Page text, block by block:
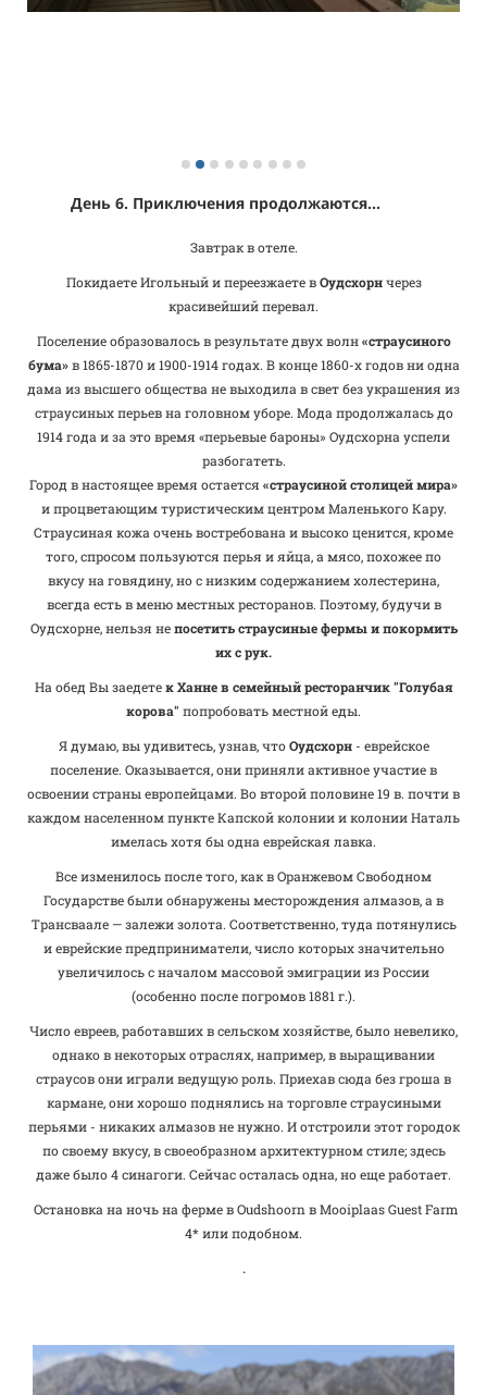
День 6. Приключения продолжаются...
Завтрак в отеле.
Покидаете Игольный и переезжаете вОудсхорнчерез
красивейший перевал.
Поселение образовалось в результате двух волн«страусиного
бума»в 1865-1870 и 1900-1914 годах. В конце 1860-х годов ни одна
дама из высшего общества не выходила в свет без украшения из
страусиных перьев на головном уборе. Мода продолжалась до
1914 года и за это время «перьевые бароны» Оудсхорна успели
разбогатеть.
Город в настоящее время остается «страусиной столицей мира»
и процветающим туристическим центром Маленького Кару.
Страусиная кожа очень востребована и высоко ценится, кроме
того, спросом пользуются перья и яйца, а мясо, похожее по
вкусу на говядину, но с низким содержанием холестерина,
всегда есть в меню местных ресторанов. Поэтому, будучи в
Оудсхорне, нельзя непосетить страусиные фермы и покормить
их с рук.
На обед Вы заедетек Ханне в семейный ресторанчик "Голубая
корова" попробовать местной еды.
Я думаю, вы удивитесь, узнав, чтоОудсхорн- еврейское
поселение. Оказывается, они приняли активное участие в
освоении страны европейцами. Во второй половине 19 в. почти в
каждом населенном пункте Капской колонии и колонии Наталь
имелась хотя бы одна еврейская лавка.
Все изменилось после того, как в Оранжевом Свободном
Государстве были обнаружены месторождения алмазов, а в
Трансваале — залежи золота. Соответственно, туда потянулись
и еврейские предприниматели, число которых значительно
увеличилось с началом массовой эмиграции из России
(особенно после погромов 1881 г.).
Число евреев, работавших в сельском хозяйстве, было невелико,
однако в некоторых отраслях, например, в выращивании
страусов они играли ведущую роль. Приехав сюда без гроша в
кармане, они хорошо поднялись на торговле страусиными
перьями - никаких алмазов не нужно. И отстроили этот городок
по своему вкусу, в своеобразном архитектурном стиле; здесь
даже было 4 синагоги. Сейчас осталась одна, но еще работает.
Остановка на ночь на ферме в Oudshoorn в Mooiplaas Guest Farm
4* или подобном.
.